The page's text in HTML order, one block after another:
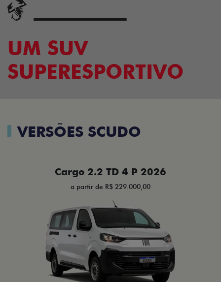
UM SUV
SUPERESPORTIVO
VERSÕES SCUDO
Cargo 2.2 TD 4 P 2026
a partir de R$ 229.000,00